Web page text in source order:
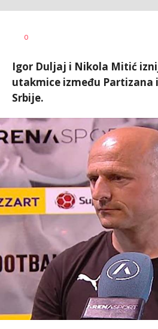
AUTOR
0
Igor Duljaj i Nikola Mitić
utakmice između Partizana
Srbije.